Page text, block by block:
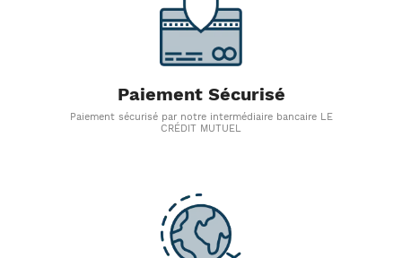
Paiement Sécurisé
Paiement sécurisé par notre intermédiaire bancaire LE
CRÉDIT MUTUEL